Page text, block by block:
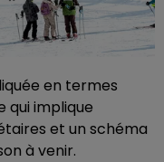
en termes
qui implique
et un schéma
à venir.